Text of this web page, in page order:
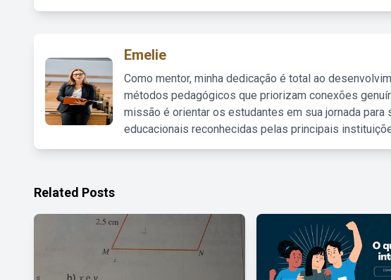
Emelie
Como mentor, minha dedicação é total ao
métodos pedagógicos que priorizam conexões
missão é orientar os estudantes em sua jornada
educacionais reconhecidas pelas principais
Related Posts